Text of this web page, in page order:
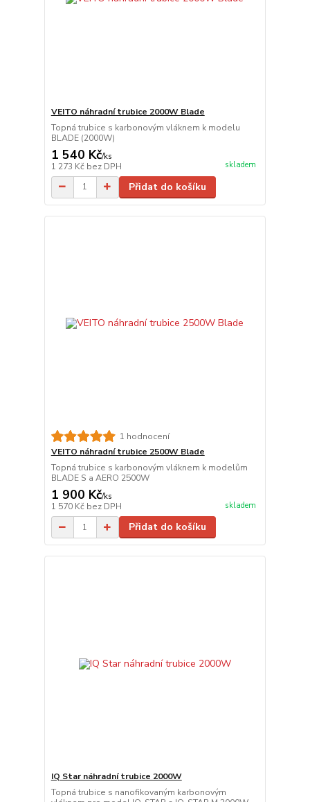
VEITO náhradní trubice 2000W Blade
Topná trubice s karbonovým vláknem k modelu
BLADE (2000W)
1 540 Kč/ks
1 273 Kč bez DPH skladem
Přidat do košíku
1 hodnocení
VEITO náhradní trubice 2500W Blade
Topná trubice s karbonovým vláknem k modelům
BLADE S a AERO 2500W
1 900 Kč/ks
1 570 Kč bez DPH skladem
Přidat do košíku
IQ Star náhradní trubice 2000W
Topná trubice s nanofikovaným karbonovým